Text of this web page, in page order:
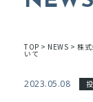
TOP > NEWS >株
いて
2023.05.08